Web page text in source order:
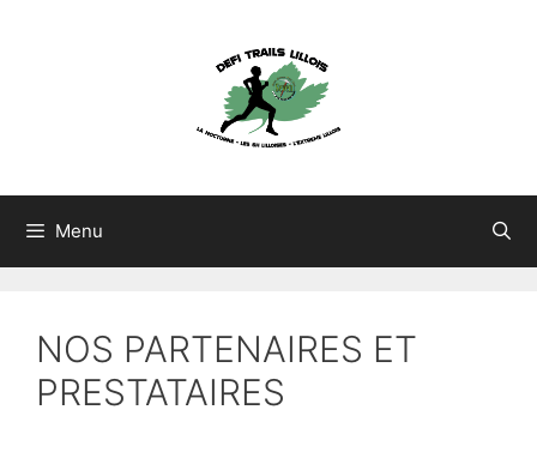
Menu
NOS PARTENAIRES ET
PRESTATAIRES